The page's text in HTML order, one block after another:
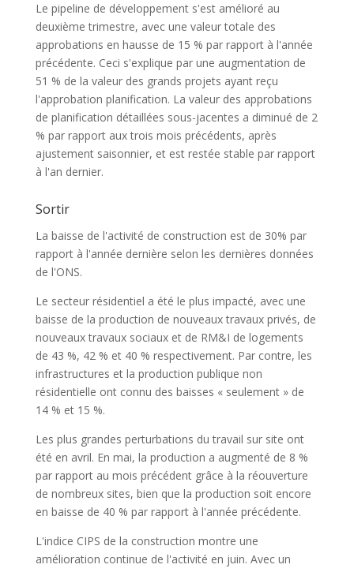
Le pipeline de développement s'est amélioré au
deuxième trimestre, avec une valeur totale des
approbations en hausse de 15 % par rapport à l'année
précédente. Ceci s'explique par une augmentation de
51 % de la valeur des grands projets ayant reçu
l'approbation planification. La valeur des approbations
de planification détaillées sous-jacentes a diminué de 2
% par rapport aux trois mois précédents, après
ajustement saisonnier, et est restée stable par rapport
à l'an dernier.
Sortir
La baisse de l'activité de construction est de 30% par
rapport à l'année dernière selon les dernières données
de l'ONS.
Le secteur résidentiel a été le plus impacté, avec une
baisse de la production de nouveaux travaux privés, de
nouveaux travaux sociaux et de RM&I de logements
de 43 %, 42 % et 40 % respectivement. Par contre, les
infrastructures et la production publique non
résidentielle ont connu des baisses « seulement » de
14 % et 15 %.
Les plus grandes perturbations du travail sur site ont
été en avril. En mai, la production a augmenté de 8 %
par rapport au mois précédent grâce à la réouverture
de nombreux sites, bien que la production soit encore
en baisse de 40 % par rapport à l'année précédente.
L'indice CIPS de la construction montre une
amélioration continue de l'activité en juin. Avec un